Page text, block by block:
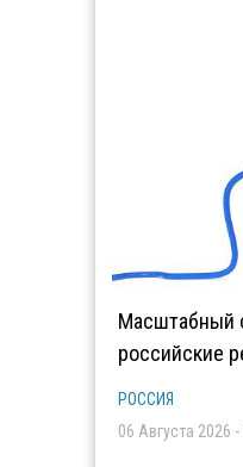
Масштабный
российские
РОССИЯ
06 Августа 2026 -